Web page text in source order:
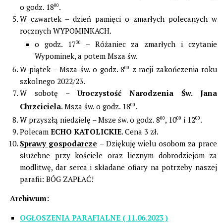
o godz. 1800.
W czwartek – dzień pamięci o zmarłych polecanych w
rocznych WYPOMINKACH.
o godz. 1730
– Różaniec za zmarłych i czytanie
Wypominek, a potem Msza św.
W piątek – Msza św. o godz. 800
z racji zakończenia roku
szkolnego 2022/23.
W sobotę –Uroczystość Narodzenia Św. Jana
Chrzciciela. Msza św. o godz. 1800.
W przyszłą niedzielę – Msze św. o godz. 800, 1000 i 1200.
Polecam ECHO KATOLICKIE. Cena 3 zł.
Sprawy gospodarcze – Dziękuję wielu osobom za prace
służebne przy kościele oraz licznym dobrodziejom za
modlitwę, dar serca i składane ofiary na potrzeby naszej
parafii: BÓG ZAPŁAĆ!
Archiwum:
OGŁOSZENIA PARAFIALNE ( 11.06.2023 )